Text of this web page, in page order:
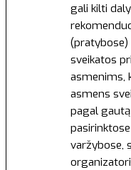
gali kilti
(pratybose)
sveikatos
asmenims,
asmens
pagal
varžybose,